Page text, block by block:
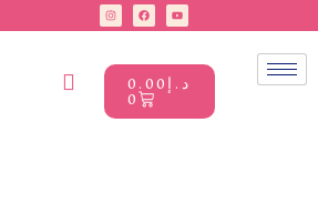
د.إ 0.00
0